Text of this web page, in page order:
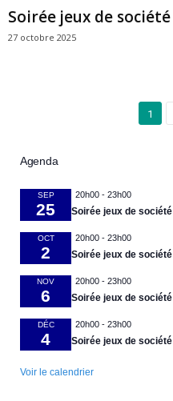
Soirée jeux de société
27 octobre 2025
1
Agenda
SEP
25
20h00 - 23h00
Soirée jeux de société
OCT
2
20h00 - 23h00
Soirée jeux de société
NOV
6
20h00 - 23h00
Soirée jeux de société
DÉC
4
20h00 - 23h00
Soirée jeux de société
Voir le calendrier